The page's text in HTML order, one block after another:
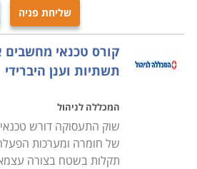
בעבודת מנהל רשתות תקשורת
תקשורת, איך מתאימים את הרשת
הארגון, איך פותרים בעיות וכן הלאה.
מה מקבלים בסוף הקורס
סיום הלימודים מזכה את
או תחזוקת מחשבים בהתאם
שבה נלמד הקורס. פרק הזמן
שליחת פניה
תשתיות וענן היברידי
המכללה לניהול
שוק התעסוקה דורש
של חומרה ומערכות
תקלות בשטח בצורה